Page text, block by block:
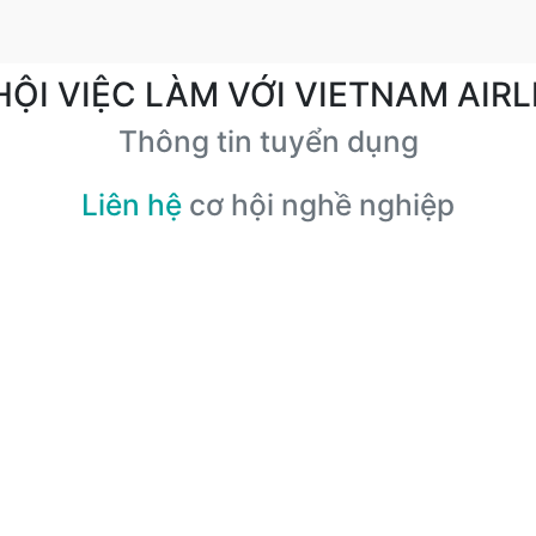
VIỆC LÀM VỚI VIETNAM
Thông tin tuyển dụng
Liên hệ cơ hội nghề nghiệp